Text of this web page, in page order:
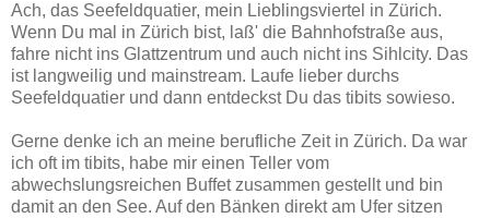
Ach, das Seefeldquatier, mein Lieblingsviertel in Zürich.
Wenn Du mal in Zürich bist, laß' die Bahnhofstraße aus,
fahre nicht ins Glattzentrum und auch nicht ins Sihlcity. Das
ist langweilig und mainstream. Laufe lieber durchs
Seefeldquatier und dann entdeckst Du das tibits sowieso.
Gerne denke ich an meine berufliche Zeit in Zürich. Da war
ich oft im tibits, habe mir einen Teller vom
abwechslungsreichen Buffet zusammen gestellt und bin
damit an den See. Auf den Bänken direkt am Ufer sitzen